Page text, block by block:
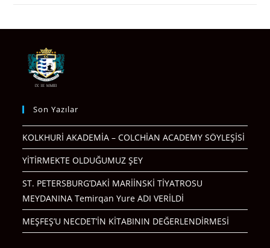
Son Yazılar
KOLKHURİ AKADEMİA – COLCHİAN ACADEMY SÖYLEŞİSİ
YİTİRMEKTE OLDUĞUMUZ ŞEY
ST. PETERSBURG’DAKİ MARİİNSKİ TİYATROSU
MEYDANINA Temirqan Yure ADI VERİLDİ
MEŞFEŞ’U NECDET’İN KİTABININ DEĞERLENDİRMESİ